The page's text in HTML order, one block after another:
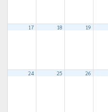
17 18 19
24 25 26